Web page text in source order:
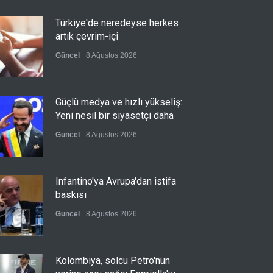
Türkiye'de neredeyse herkes
artık çevrim-içi
Güncel 8 Ağustos 2026
Güçlü medya ve hızlı yükseliş:
Yeni nesil bir siyasetçi daha
Güncel 8 Ağustos 2026
Infantino'ya Avrupa'dan istifa
baskısı
Güncel 8 Ağustos 2026
Kolombiya, solcu Petro'nun